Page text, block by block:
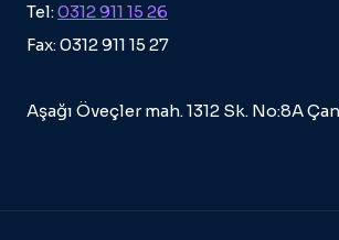
Tel:0312 911 15 26
Fax: 0312 911 15 27
Aşağı Öveçler mah. 1312 Sk. No:8A